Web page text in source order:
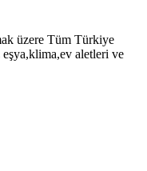
üzere Tüm Türkiye
aletleri ve